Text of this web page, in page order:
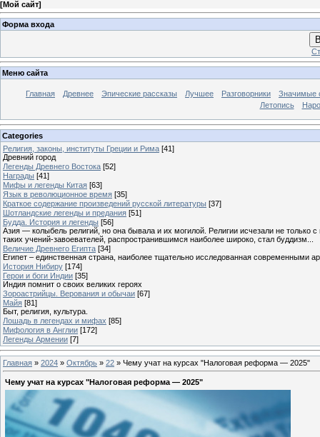
[Мой сайт]
Форма входа
Меню сайта
Главная Древнее Эпические рассказы Лучшее Разговорники
Значимые
Летопись
Categories
Религия, законы, институты Греции и Рима [41]
Древний город
Легенды Древнего Востока [52]
Награды [41]
Мифы и легенды Китая [63]
Язык в революционное время [35]
Краткое содержание произведений русской литературы [37]
Шотландские легенды и предания [51]
Будда. История и легенды [56]
Азия — колыбель религий, но она бывала и их могилой. Религии исчезали не
таких учений-завоевателей, распространившимся наиболее широко, стал буддизм...
Величие Древнего Египта [34]
Египет – единственная страна, наиболее тщательно исследованная современными
История Нибиру [174]
Герои и боги Индии [35]
Индия помнит о своих великих героях
Зороастрийцы. Верования и обычаи [67]
Майя [81]
Быт, религия, культура.
Лошадь в легендах и мифах [85]
Мифология в Англии [172]
Легенды Армении [7]
Главная » 2024 » Октябрь » 22 » Чему учат на курсах "Налоговая реформа — 2025"
Чему учат на курсах "Налоговая реформа — 2025"